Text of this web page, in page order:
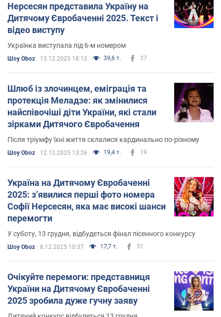
Нерсесян представила Україну на
Дитячому Євробаченні 2025. Текст і
відео виступу
Українка виступала під 6-м номером
Шоу Oboz 13.12.2025 18:12 39,6 т. 37
Шлюб із злочинцем, еміграція та
протекція Меладзе: як змінилися
найспівочіші діти України, які стали
зірками Дитячого Євробачення
Після тріумфу їхні життя склалися кардинально по-різному
Шоу Oboz 12.12.2025 13:26 19,4 т. 19
Україна на Дитячому Євробаченні
2025: зʼявилися перші фото номера
Софії Нерсесян, яка має високі шанси
перемогти
У суботу, 13 грудня, відбудеться фінал пісенного конкурсу
Шоу Oboz 8.12.2025 10:37 17,7 т. 31
Очікуйте перемоги: представниця
України на Дитячому Євробаченні
2025 зробила дуже гучну заяву